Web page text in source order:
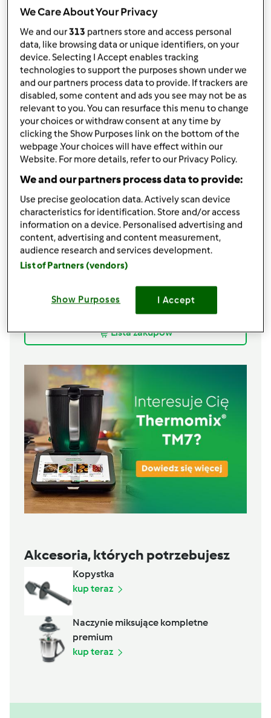
podziel się przepisem
Stwórz wariant
Składniki
Sernik z białą czekoladą i żurawiną
180g herbatników
80g masła
500gsera twarogowy z wiaderka
500gmascarpone
250gcukru
5jajek
1budyń waniliowy
gżurawiny suszonej
Lista zakupów
Akcesoria, których potrzebujesz
Kopystka
kup teraz
Naczynie miksujące kompletne
premium
kup teraz
We Care About Your Privacy
We and our313 partners store and access personal
data, like browsing data or unique identifiers, on your
device. Selecting I Accept enables tracking
technologies to support the purposes shown under we
and our partners process data to provide. If trackers are
disabled, some content and ads you see may not be as
relevant to you. You can resurface this menu to change
your choices or withdraw consent at any time by
clicking the Show Purposes link on the bottom of the
webpage .Your choices will have effect within our
Website. For more details, refer to our Privacy Policy.
We and our partners process data to provide:
Use precise geolocation data. Actively scan device
characteristics for identification. Store and/or access
information on a device. Personalised advertising and
content, advertising and content measurement,
audience research and services development.
List of Partners (vendors)
Show Purposes I Accept